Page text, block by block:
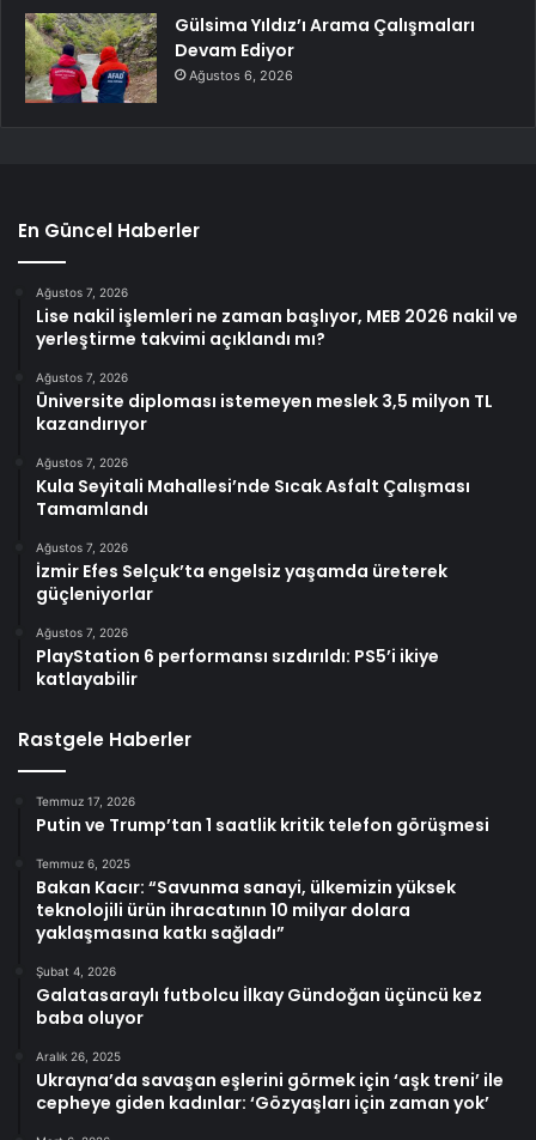
Gülsima Yıldız’ı Arama Çalışmaları
Devam Ediyor
Ağustos 6, 2026
En Güncel Haberler
Ağustos 7, 2026
Lise nakil işlemleri ne zaman başlıyor, MEB 2026 nakil ve
yerleştirme takvimi açıklandı mı?
Ağustos 7, 2026
Üniversite diploması istemeyen meslek 3,5 milyon TL
kazandırıyor
Ağustos 7, 2026
Kula Seyitali Mahallesi’nde Sıcak Asfalt Çalışması
Tamamlandı
Ağustos 7, 2026
İzmir Efes Selçuk’ta engelsiz yaşamda üreterek
güçleniyorlar
Ağustos 7, 2026
PlayStation 6 performansı sızdırıldı: PS5’i ikiye
katlayabilir
Rastgele Haberler
Temmuz 17, 2026
Putin ve Trump’tan 1 saatlik kritik telefon görüşmesi
Temmuz 6, 2025
Bakan Kacır: “Savunma sanayi, ülkemizin yüksek
teknolojili ürün ihracatının 10 milyar dolara
yaklaşmasına katkı sağladı”
Şubat 4, 2026
Galatasaraylı futbolcu İlkay Gündoğan üçüncü kez
baba oluyor
Aralık 26, 2025
Ukrayna’da savaşan eşlerini görmek için ‘aşk treni’ ile
cepheye giden kadınlar: ‘Gözyaşları için zaman yok’